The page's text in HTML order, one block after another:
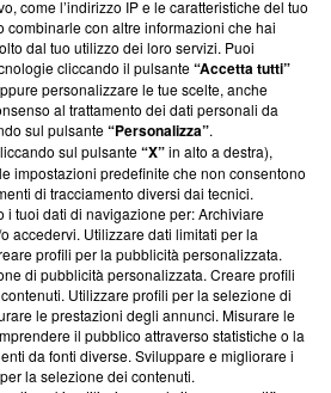
ma ha richiesto di farne
ha ancora effettuato una verifica di
Via Carlo Frasca, 3 - 6900
+39 0690258937
come l’indirizzo IP e le caratteristiche del tuo
combinarle con altre informazioni che hai
dal tuo utilizzo dei loro servizi. Puoi
cliccando il pulsante“Accetta tutti”
personalizzare le tue scelte, anche
al trattamento dei dati personali da
sul pulsante“Personalizza”.
sul pulsante“X”in alto a destra),
impostazioni predefinite che non consentono
di tracciamento diversi dai tecnici.
i tuoi dati di navigazione per: Archiviare
accedervi. Utilizzare dati limitati per la
profili per la pubblicità personalizzata.
di pubblicità personalizzata. Creare profili
Utilizzare profili per la selezione di
le prestazioni degli annunci. Misurare le
il pubblico attraverso statistiche o la
da fonti diverse. Sviluppare e migliorare i
la selezione dei contenuti.